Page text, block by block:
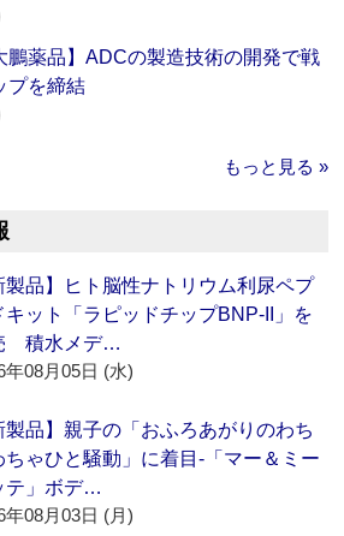
鵬薬品】ADCの製造技術の開発で戦
プを締結
もっと見る »
製品】ヒト脳性ナトリウム利尿ペプ
キット「ラピッドチップBNP-II」を
積水メデ…
年08月05日 (水)
製品】親子の「おふろあがりのわち
ちゃひと騒動」に着目‐「マー＆ミー
テ」ボデ…
年08月03日 (月)